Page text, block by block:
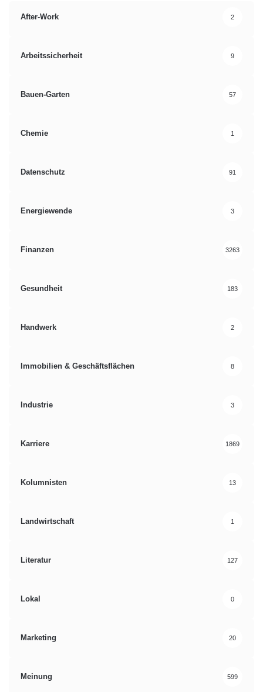
After-Work 2
Arbeitssicherheit 9
Bauen-Garten 57
Chemie 1
Datenschutz 91
Energiewende 3
Finanzen 3263
Gesundheit 183
Handwerk 2
Immobilien & Geschäftsflächen 8
Industrie 3
Karriere 1869
Kolumnisten 13
Landwirtschaft 1
Literatur 127
Lokal 0
Marketing 20
Meinung 599